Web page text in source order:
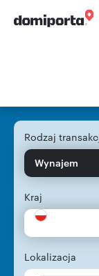
Rodzaj
Wynajem
Kraj
Lokalizacja